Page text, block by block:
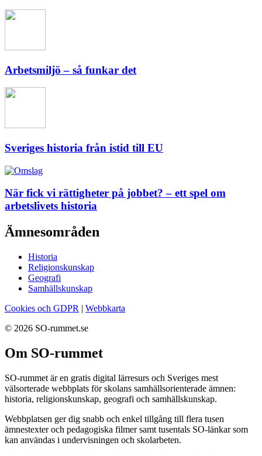
Arbetsmiljö – så funkar det
Sveriges historia från istid till EU
När fick vi rättigheter på jobbet? – ett spel om
arbetslivets historia
Ämnesområden
Historia
Religionskunskap
Geografi
Samhällskunskap
Cookies och GDPR | Webbkarta
© 2026 SO-rummet.se
Om SO-rummet
SO-rummet är en gratis digital lärresurs och Sveriges mest
välsorterade webbplats för skolans samhällsorienterade ämnen:
historia, religionskunskap, geografi och samhällskunskap.
Webbplatsen ger dig snabb och enkel tillgång till flera tusen
ämnestexter och pedagogiska filmer samt tusentals SO-länkar som
kan användas i undervisningen och skolarbeten.